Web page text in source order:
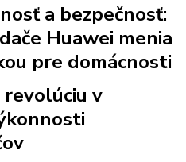
a bezpečnosť:
Huawei menia
pre domácnosti
revolúciu v